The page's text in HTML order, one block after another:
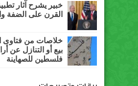
خبير يشرح آثار
القرن على الضفة
خلاصات من فتاوى
بيع أو التنازل عن
فلسطين للصهاينة